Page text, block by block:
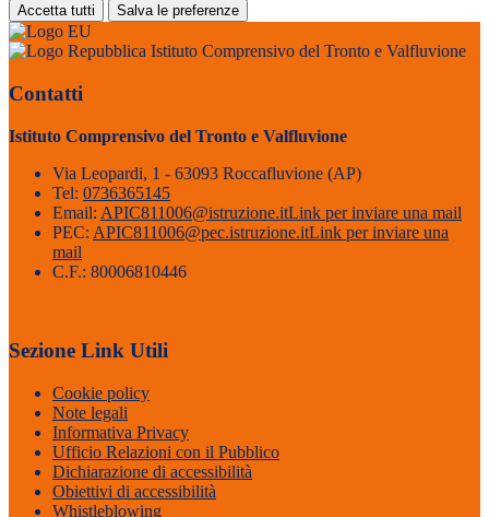
Accetta tutti Salva le preferenze
Istituto Comprensivo del Tronto e Valfluvione
Contatti
Istituto Comprensivo del Tronto e Valfluvione
Via Leopardi, 1 - 63093 Roccafluvione (AP)
Tel: 0736365145
Email: APIC811006@istruzione.itLink per inviare una mail
PEC: APIC811006@pec.istruzione.itLink per inviare una
mail
C.F.: 80006810446
Sezione Link Utili
Cookie policy
Note legali
Informativa Privacy
Ufficio Relazioni con il Pubblico
Dichiarazione di accessibilità
Obiettivi di accessibilità
Whistleblowing